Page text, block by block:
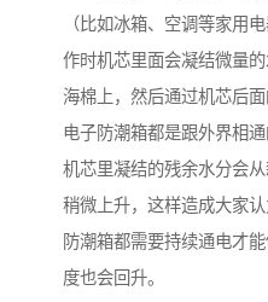
（比如冰箱、空调等家用
作时机芯里面会凝结微量
海棉上，然后通过机芯后
电子防潮箱都是跟外界相
机芯里凝结的残余水分会
稍微上升，这样造成大家
防潮箱都需要持续通电才
度也会回升。